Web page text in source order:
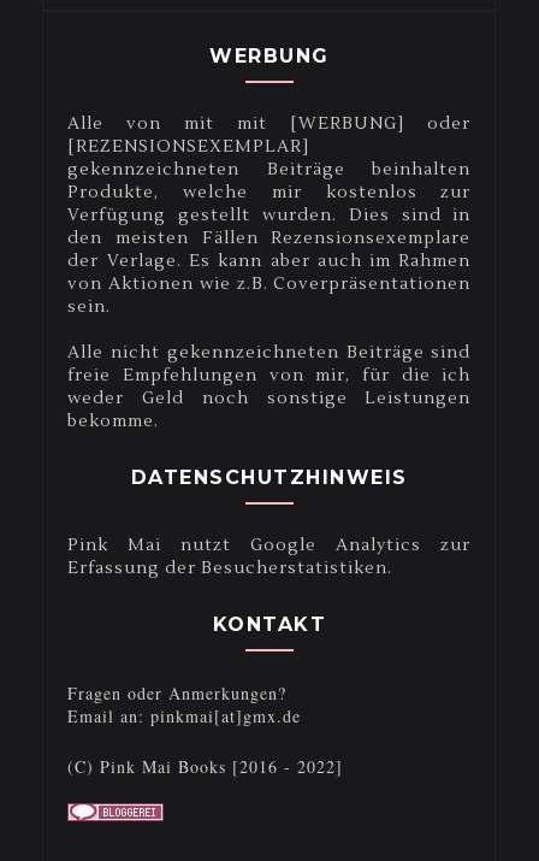
WERBUNG
Alle von mit mit [WERBUNG] oder
[REZENSIONSEXEMPLAR]
gekennzeichneten Beiträge beinhalten
Produkte, welche mir kostenlos zur
Verfügung gestellt wurden. Dies sind in
den meisten Fällen Rezensionsexemplare
der Verlage. Es kann aber auch im Rahmen
von Aktionen wie z.B. Coverpräsentationen
sein.
Alle nicht gekennzeichneten Beiträge sind
freie Empfehlungen von mir, für die ich
weder Geld noch sonstige Leistungen
bekomme.
DATENSCHUTZHINWEIS
Pink Mai nutzt Google Analytics zur
Erfassung der Besucherstatistiken.
KONTAKT
Fragen oder Anmerkungen?
Email an: pinkmai[at]gmx.de
(C) Pink Mai Books [2016 - 2022]